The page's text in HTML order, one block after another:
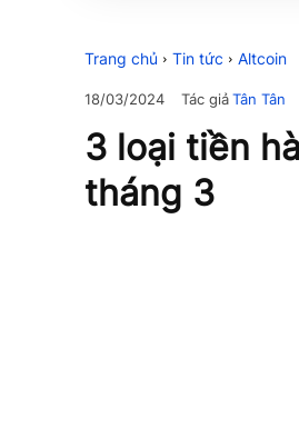
Trang chủ Tin tức Altcoin
18/03/2024 Tác giảTân Tân
3 loại tiền
tháng 3